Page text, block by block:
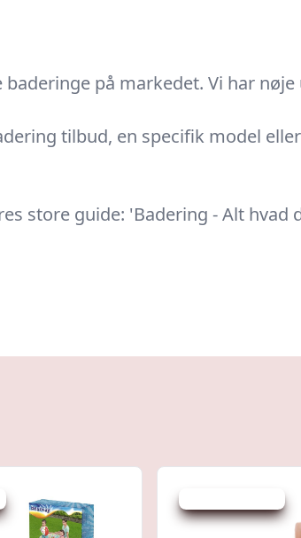
på markedet. Vi har
tilbud, en specifik model
store guide: 'Badering - Alt hvad